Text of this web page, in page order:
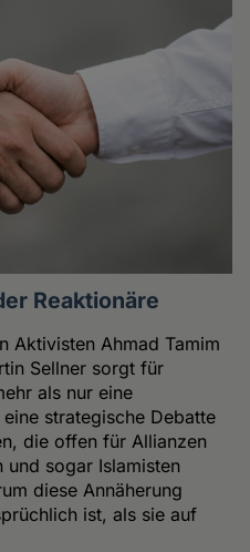
Reaktionäre
Aktivisten Ahmad Tamim
Sellner sorgt für
als nur eine
strategische Debatte
die offen für Allianzen
und sogar Islamisten
diese Annäherung
ist, als sie auf